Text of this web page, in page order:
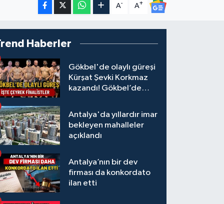
A- A+
Haberler
Gökbel'de olaylı güreşi
Kürşat Şevki Korkmaz
kazandı! Gökbel’de
Gürbüz elendi!
Antalya'da yıllardır imar
bekleyen mahalleler
açıklandı
Antalya’nın bir dev
firması da konkordato
ilan etti